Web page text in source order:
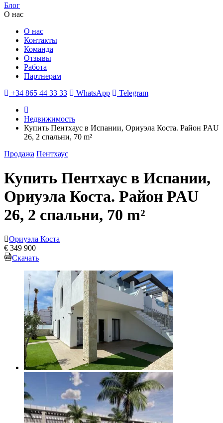
Блог
О нас
О нас
Контакты
Команда
Отзывы
Работа
Партнерам
+34 865 44 33 33
WhatsApp Telegram
Недвижимость
Купить Пентхаус в Испании, Ориуэла Коста. Район PAU
26, 2 спальни, 70 m²
Продажа Пентхаус
Купить Пентхаус в Испании,
Ориуэла Коста. Район PAU
26, 2 спальни, 70 m²
Ориуэла Коста
€ 349 900
Скачать